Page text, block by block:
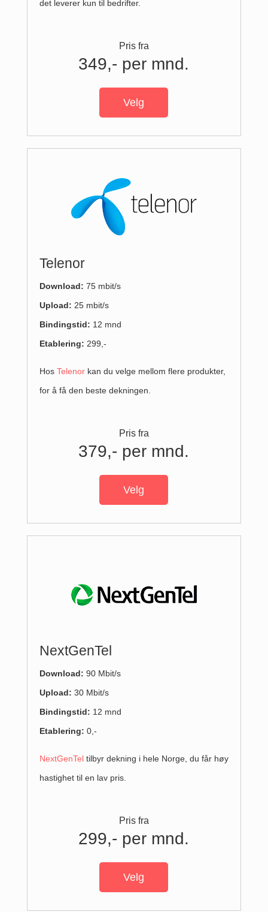
det leverer kun til bedrifter.
Pris fra
349,- per mnd.
Velg
Telenor
Download: 75 mbit/s
Upload: 25 mbit/s
Bindingstid: 12 mnd
Etablering: 299,-
Hos Telenorkan du velge mellom flere produkter,
for å få den beste dekningen.
Pris fra
379,- per mnd.
Velg
NextGenTel
Download: 90 Mbit/s
Upload: 30 Mbit/s
Bindingstid: 12 mnd
Etablering: 0,-
NextGenTeltilbyr dekning i hele Norge, du får høy
hastighet til en lav pris.
Pris fra
299,- per mnd.
Velg